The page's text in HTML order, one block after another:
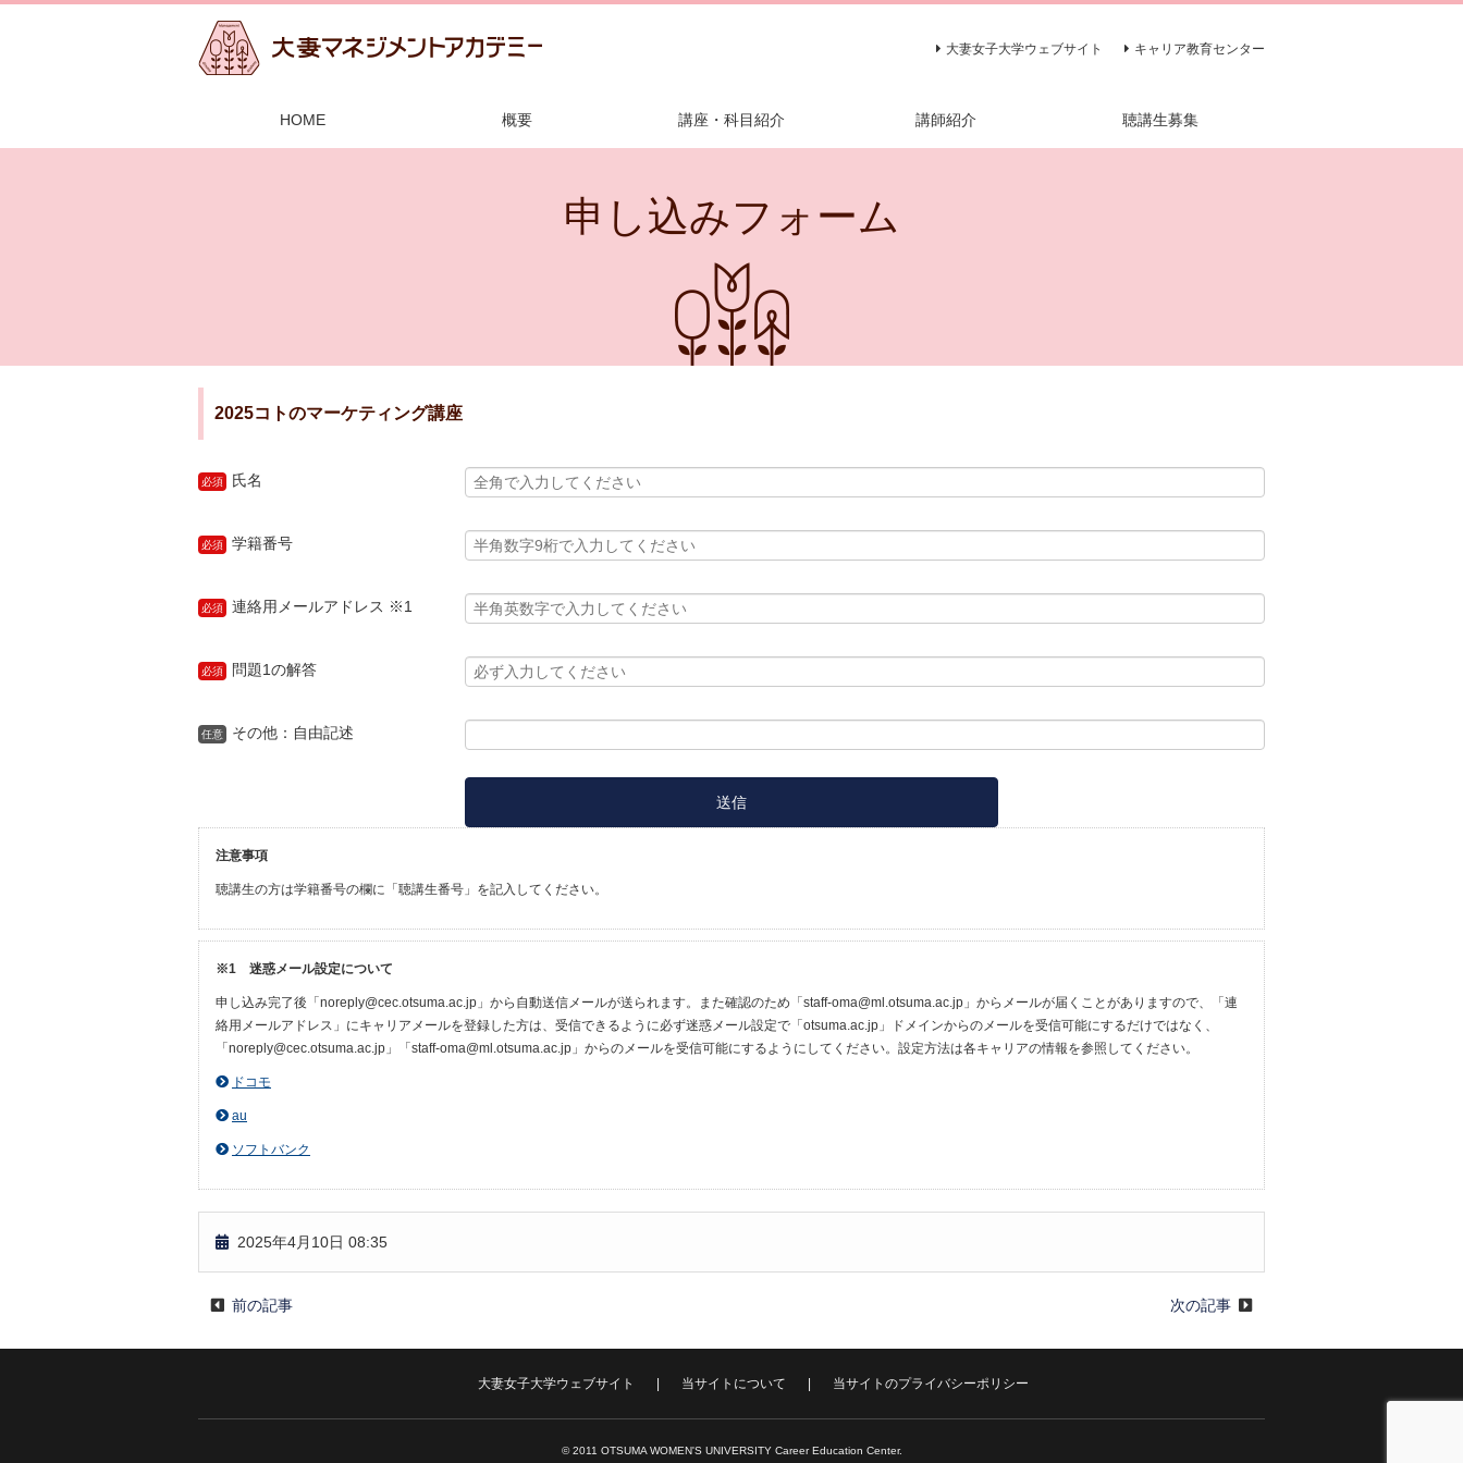
大妻女子大学ウェブサイト キャリア教育センター
HOME 概要 講座・科目紹介 講師紹介 聴講生募集
申し込みフォーム
2025コトのマーケティング講座
必須 氏名
必須 学籍番号
必須 連絡用メールアドレス ※1
必須 問題1の解答
任意 その他：自由記述
注意事項
聴講生の方は学籍番号の欄に「聴講生番号」を記入してください。
※1 迷惑メール設定について
申し込み完了後「noreply@cec.otsuma.ac.jp」から自動送信メールが送られます。また確認のため「staff-oma@ml.otsuma.ac.jp」からメールが届くことがありますので、「連
絡用メールアドレス」にキャリアメールを登録した方は、受信できるように必ず迷惑メール設定で「otsuma.ac.jp」ドメインからのメールを受信可能にするだけではなく、
「noreply@cec.otsuma.ac.jp」「staff-oma@ml.otsuma.ac.jp」からのメールを受信可能にするようにしてください。設定方法は各キャリアの情報を参照してください。
ドコモ
au
ソフトバンク
2025年4月10日 08:35
前の記事 次の記事
大妻女子大学ウェブサイト 当サイトについて 当サイトのプライバシーポリシー
© 2011 OTSUMA WOMEN'S UNIVERSITY Career Education Center.